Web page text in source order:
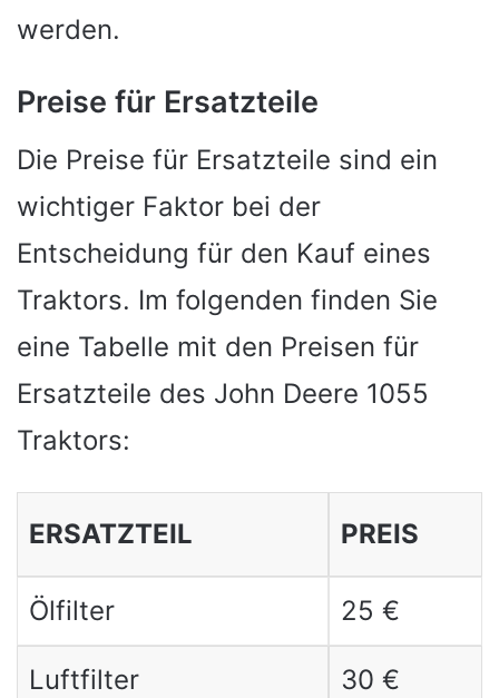
werden.
Preise für Ersatzteile
Die Preise für Ersatzteile sind ein
wichtiger Faktor bei der
Entscheidung für den Kauf eines
Traktors. Im folgenden finden Sie
eine Tabelle mit den Preisen für
Ersatzteile des John Deere 1055
Traktors:
ERSATZTEIL PREIS
Ölfilter 25 €
Luftfilter 30 €